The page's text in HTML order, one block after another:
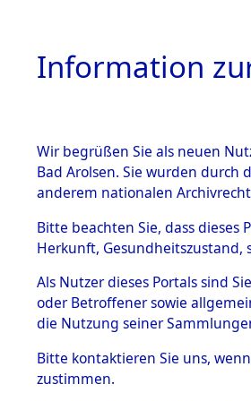
BESTÄNDE
Inhaftierungsdoku
mente
5. Verschiedenes
Todesmärsche
5.3.1 Alliierte
Information
Wir begrüßen Sie als neuen
Bad Arolsen. Sie wurden
anderem nationalen
Bitte beachten Sie, dass
Herkunft,
Als Nutzer dieses Portals sind
oder Betroffener sowie
die Nutzung seiner
Bitte kontaktieren Sie uns,
zustimmen.